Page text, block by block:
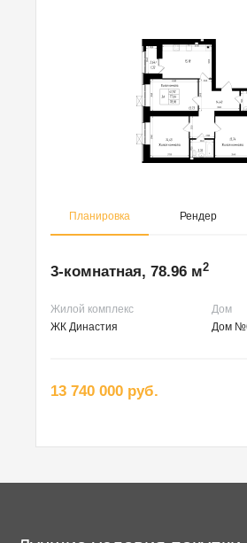
Планировка Рендер
3-комнатная, 78.96 м2
Жилой комплекс Дом
ЖК Династия
Дом
13 740 000 руб.